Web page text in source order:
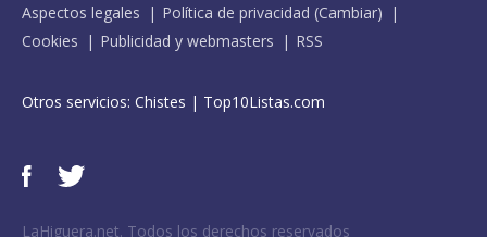
Aspectos legales
Política de privacidad (Cambiar)
Cookies
Publicidad y webmasters RSS
Otros servicios: Chistes | Top10Listas.com
LaHiguera.net. Todos los derechos reservados